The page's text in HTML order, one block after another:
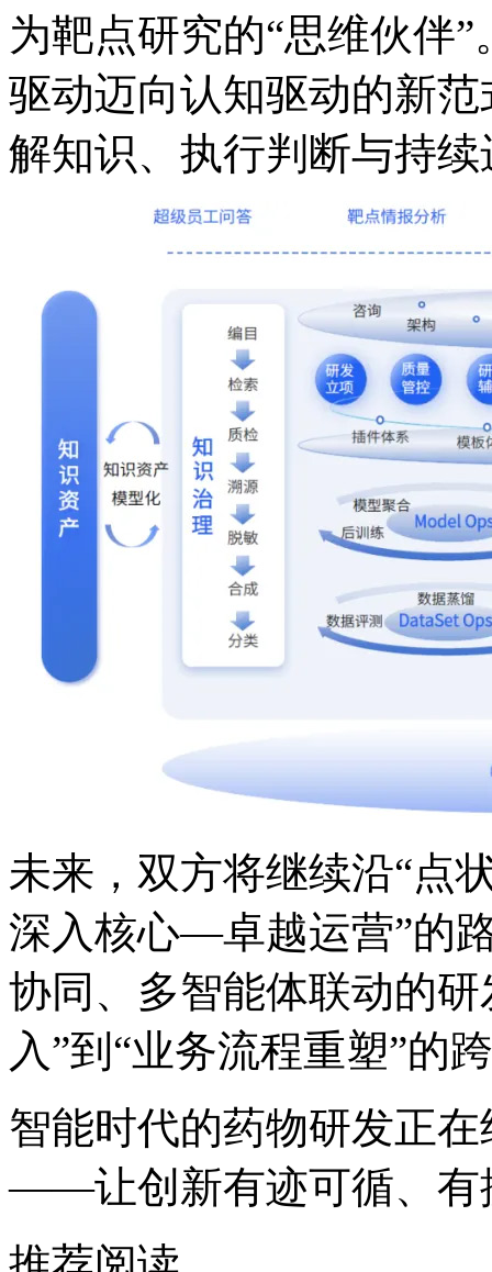
为靶点研究的“思维伙伴
驱动迈向认知驱动的新
解知识、执行判断与持
未来，双方将继续沿
深入核心—卓越运营”的路径
协同、多智能体联动的
入”到“业务流程重塑”的
智能时代的药物研发正
——让创新有迹可循、有